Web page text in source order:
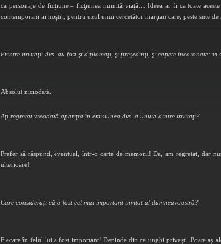
ca personaje de ficţiune – ficţiunea numită viaţă… Ideea ar fi ca toate
contemporani ai noştri, pentru uzul unui cercetător marţian care, peste sute
Printre invitaţii dvs. au fost şi diplomaţi, şi preşedinţi, şi capete încoronate:
Absolut ­niciodată.
Aţi regretat vreodată apariţia în emisiunea dvs. a unuia dintre invitaţi?
Prefer să răspund, eventual, într-o carte de memorii! Da, am regretat, dar
ulterioare!
Care consideraţi că a fost cel mai important invitat al dumneavoastră?
Fiecare în felul lui a fost important! Depinde din ce unghi priveşti. Poate aş